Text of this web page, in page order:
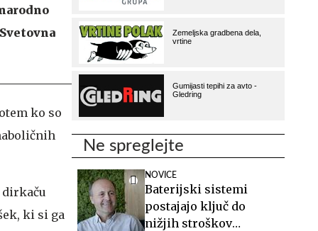
ko so
dirkaču
ki si ga
Ne spreglejte
NOVICE
Baterijski sistemi
postajajo ključ do
nižjih stroškov